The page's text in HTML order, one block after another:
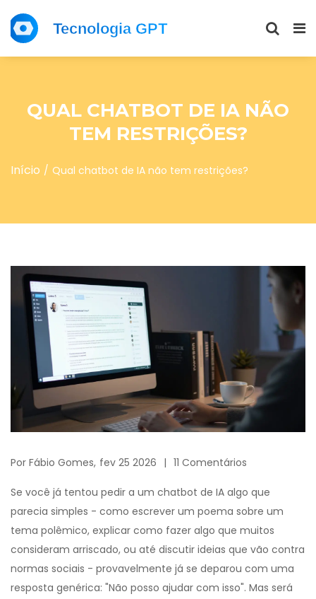
QUAL CHATBOT DE IA NÃO
TEM RESTRIÇÕES?
Início Qual chatbot de IA não tem restrições?
Por Fábio Gomes, fev 25 2026 11 Comentários
Se você já tentou pedir a um chatbot de IA algo que
parecia simples - como escrever um poema sobre um
tema polêmico, explicar como fazer algo que muitos
consideram arriscado, ou até discutir ideias que vão contra
normas sociais - provavelmente já se deparou com uma
resposta genérica: "Não posso ajudar com isso". Mas será